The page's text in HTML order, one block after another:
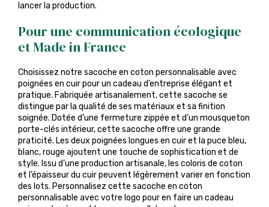
lancer la production.
Pour une communication écologique
et Made in France
Choisissez notre sacoche en coton personnalisable avec
poignées en cuir pour un cadeau d’entreprise élégant et
pratique. Fabriquée artisanalement, cette sacoche se
distingue par la qualité de ses matériaux et sa finition
soignée. Dotée d’une fermeture zippée et d’un mousqueton
porte-clés intérieur, cette sacoche offre une grande
praticité. Les deux poignées longues en cuir et la puce bleu,
blanc, rouge ajoutent une touche de sophistication et de
style. Issu d’une production artisanale, les coloris de coton
et l’épaisseur du cuir peuvent légèrement varier en fonction
des lots. Personnalisez cette sacoche en coton
personnalisable avec votre logo pour en faire un cadeau